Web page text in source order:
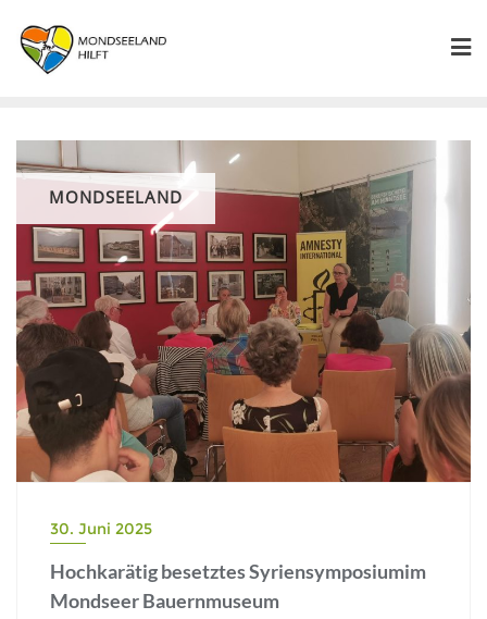
MONDSEELAND
30. Juni 2025
Hochkarätig besetztes Syriensymposiumim
Mondseer Bauernmuseum